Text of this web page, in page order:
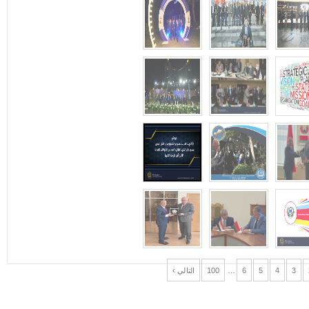
3
4
5
6
100 التالي ›